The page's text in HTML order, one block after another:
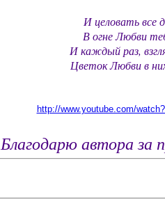
И целовать все
В огне Любви
И каждый раз,
Цветок Любви в
http://www.youtube.com/
Благодарю автора за